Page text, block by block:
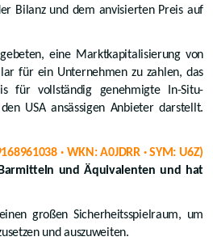
Bilanz und dem anvisierten Preis auf
eine Marktkapitalisierung von
für ein Unternehmen zu zahlen, das
für vollständig genehmigte In-Situ-
USA ansässigen Anbieter darstellt.
· WKN: A0JDRR · SYM: U6Z)
und Äquivalenten und hat
großen Sicherheitsspielraum, um
und auszuweiten.